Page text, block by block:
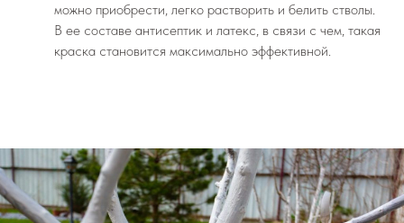
можно приобрести, легко растворить и белить стволы.
В ее составе антисептик и латекс, в связи с чем, такая
краска становится максимально эффективной.